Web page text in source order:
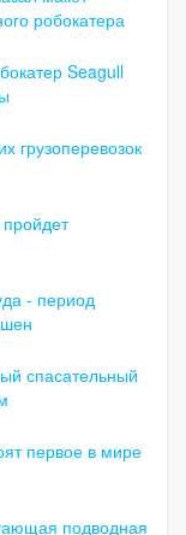
робокатера
Seagull
грузоперевозок
- период
спасательный
первое в мире
подводная